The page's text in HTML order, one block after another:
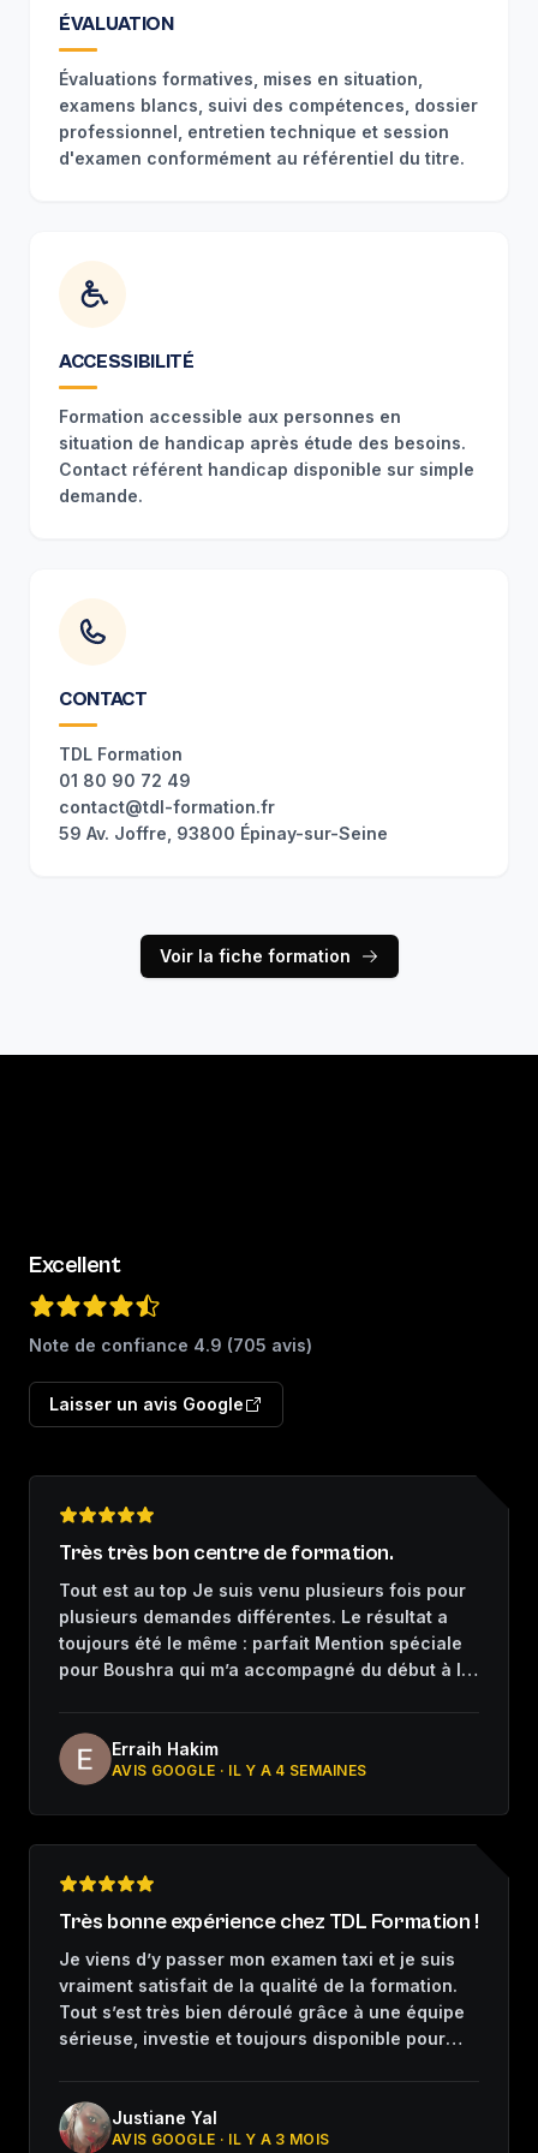
ÉVALUATION
Évaluations formatives, mises en situation,
examens blancs, suivi des compétences, dossier
professionnel, entretien technique et session
d'examen conformément au référentiel du titre.
ACCESSIBILITÉ
Formation accessible aux personnes en
situation de handicap après étude des besoins.
Contact référent handicap disponible sur simple
demande.
CONTACT
TDL Formation
01 80 90 72 49
contact@tdl-formation.fr
59 Av. Joffre, 93800 Épinay-sur-Seine
Voir la fiche formation
Excellent
Note de confiance 4.9 (705 avis)
Laisser un avis Google
Très très bon centre de formation.
Tout est au top Je suis venu plusieurs fois pour
plusieurs demandes différentes. Le résultat a
toujours été le même : parfait Mention spéciale
pour Boushra qui m’a accompagné du début à la
Erraih Hakim
AVIS GOOGLE · IL Y A 4 SEMAINES
Très bonne expérience chez TDL Formation !
Je viens d’y passer mon examen taxi et je suis
vraiment satisfait de la qualité de la formation.
Tout s’est très bien déroulé grâce à une équipe
sérieuse, investie et toujours disponible pour
progresser, même quand on doute ou qu’on
manque de confiance. Dans ce métier, avoir un
Justiane Yal
AVIS GOOGLE · IL Y A 3 MOIS